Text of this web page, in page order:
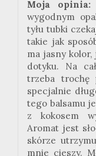
Moja opinia:
wygodnym
tyłu tubki
takie jak
ma jasny
dotyku. Na
trzeba trochę
specjalnie
tego balsamu
z kokosem
Aromat jest
skórze
mnie cieszy.